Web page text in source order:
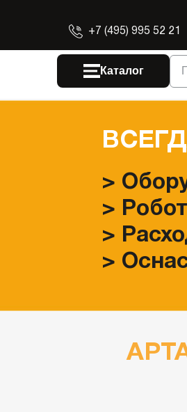
+7 (495) 995 52 21
Каталог
>
>
>
>